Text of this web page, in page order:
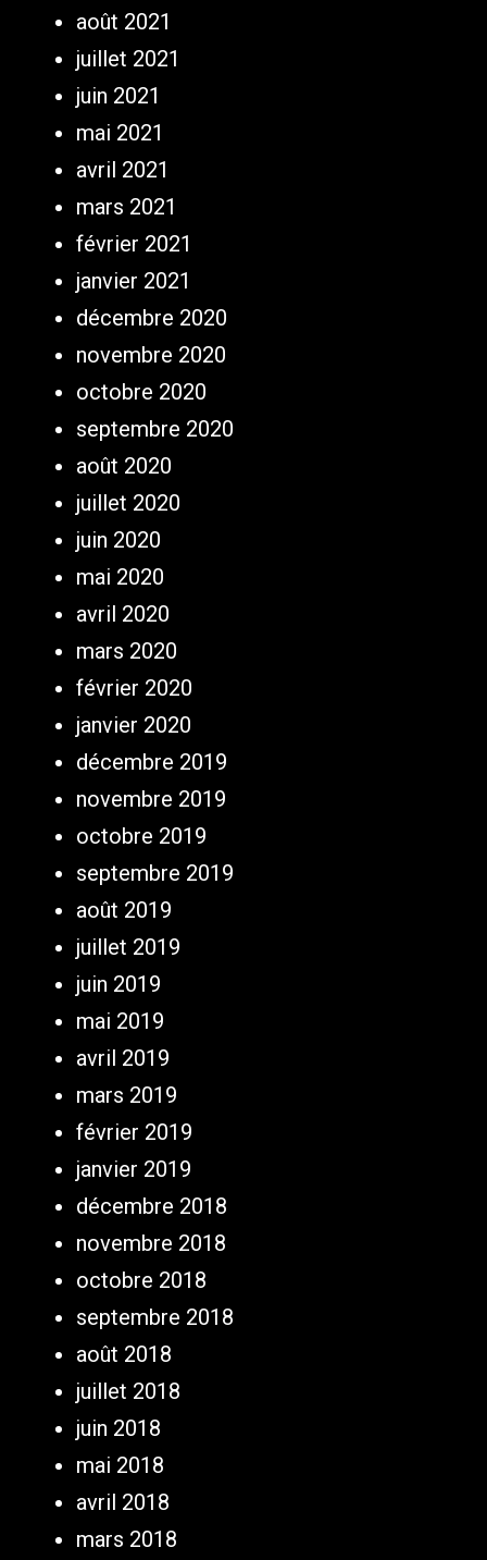
août 2021
juillet 2021
juin 2021
mai 2021
avril 2021
mars 2021
février 2021
janvier 2021
décembre 2020
novembre 2020
octobre 2020
septembre 2020
août 2020
juillet 2020
juin 2020
mai 2020
avril 2020
mars 2020
février 2020
janvier 2020
décembre 2019
novembre 2019
octobre 2019
septembre 2019
août 2019
juillet 2019
juin 2019
mai 2019
avril 2019
mars 2019
février 2019
janvier 2019
décembre 2018
novembre 2018
octobre 2018
septembre 2018
août 2018
juillet 2018
juin 2018
mai 2018
avril 2018
mars 2018